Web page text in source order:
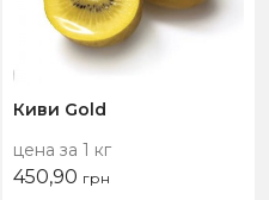
Киви Gold
цена за 1 кг
450,90 грн